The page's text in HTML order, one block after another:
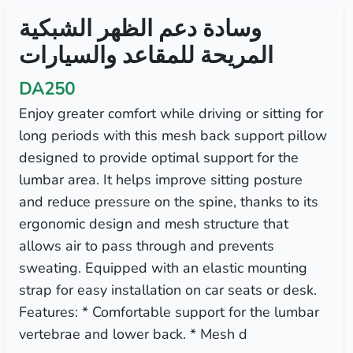
وسادة دعم الظهر الشبكية
المريحة للمقاعد والسيارات
DA250
Enjoy greater comfort while driving or sitting for
long periods with this mesh back support pillow
designed to provide optimal support for the
lumbar area. It helps improve sitting posture
and reduce pressure on the spine, thanks to its
ergonomic design and mesh structure that
allows air to pass through and prevents
sweating. Equipped with an elastic mounting
strap for easy installation on car seats or desk.
Features: * Comfortable support for the lumbar
vertebrae and lower back. * Mesh d